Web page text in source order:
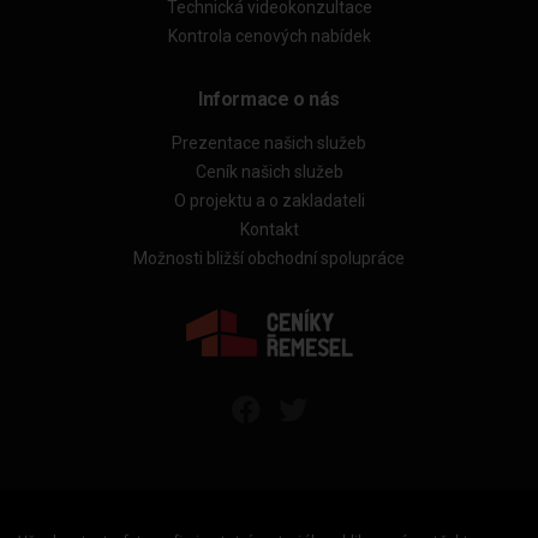
Technická videokonzultace
Kontrola cenových nabídek
Informace o nás
Prezentace našich služeb
Ceník našich služeb
O projektu a o zakladateli
Kontakt
Možnosti bližší obchodní spolupráce